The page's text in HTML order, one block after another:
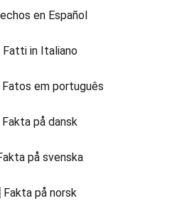
en Español
in Italiano
em português
på dansk
på svenska
på norsk